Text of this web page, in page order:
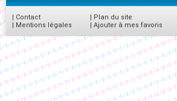
| Contact
| Mentions légales
| Plan du site
| Ajouter à mes favoris